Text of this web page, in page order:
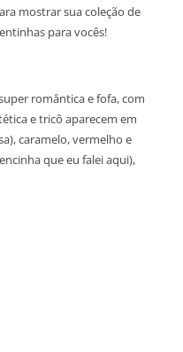
mostrar sua coleção de
para vocês!
romântica e fofa, com
e tricô aparecem em
caramelo, vermelho e
que eu falei aqui),